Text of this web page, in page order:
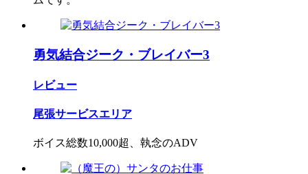
勇気結合ジーク・ブレイバー3
レビュー
尾張サービスエリア
ボイス総数10,000超、執念のADV